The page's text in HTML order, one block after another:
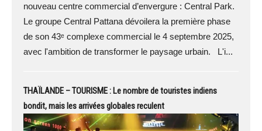
nouveau centre commercial d’envergure : Central Park.
Le groupe Central Pattana dévoilera la première phase
de son 43ᵉ complexe commercial le 4 septembre 2025,
avec l'ambition de transformer le paysage urbain. L'i...
THAÏLANDE – TOURISME : Le nombre de touristes indiens
bondit, mais les arrivées globales reculent